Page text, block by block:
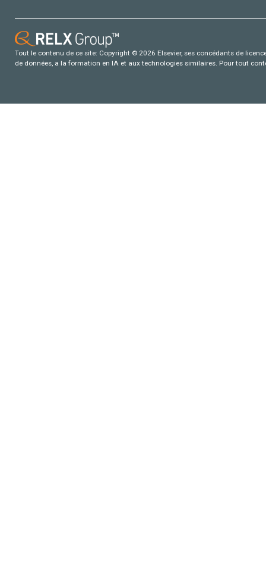
Tout le contenu de ce site: Copyright © 2026 Elsevier, ses concédants de
de données, a la formation en IA et aux technologies similaires. Pour tout